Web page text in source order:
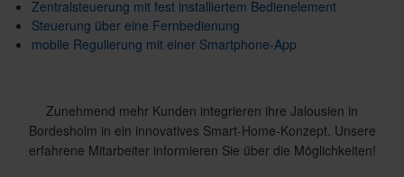
Zentralsteuerung mit fest installiertem Bedienelement
Steuerung über eine Fernbedienung
mobile Regulierung mit einer Smartphone-App
Zunehmend mehr Kunden integrieren ihre Jalousien in
Bordesholm in ein innovatives Smart-Home-Konzept. Unsere
erfahrene Mitarbeiter informieren Sie über die Möglichkeiten!